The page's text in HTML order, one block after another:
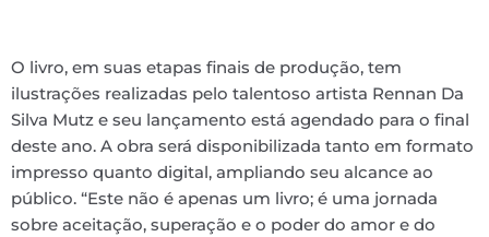
O livro, em suas etapas finais de produção, tem
ilustrações realizadas pelo talentoso artista Rennan Da
Silva Mutz e seu lançamento está agendado para o final
deste ano. A obra será disponibilizada tanto em formato
impresso quanto digital, ampliando seu alcance ao
público. “Este não é apenas um livro; é uma jornada
sobre aceitação, superação e o poder do amor e do